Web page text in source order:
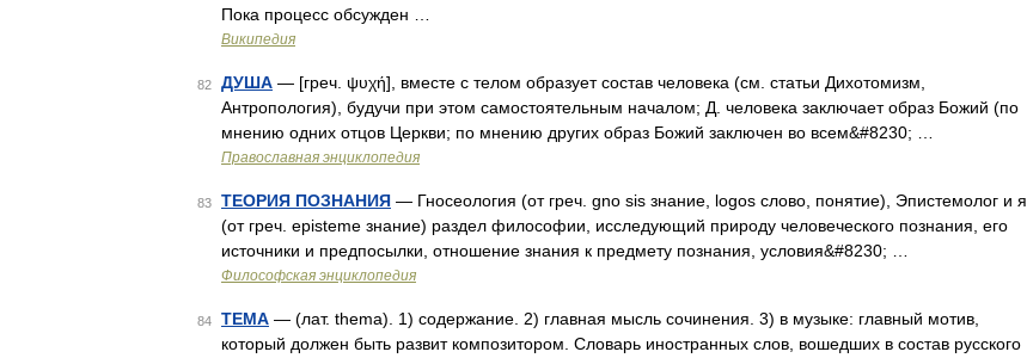
Пока процесс обсужден …
Википедия
82 ДУША — [греч. ψυχή], вместе с телом образует состав человека (см. статьи Дихотомизм,
Антропология), будучи при этом самостоятельным началом; Д. человека заключает образ Божий (по
мнению одних отцов Церкви; по мнению других образ Божий заключен во всем&#8230; …
Православная энциклопедия
83 ТЕОРИЯ ПОЗНАНИЯ — Гносеология (от греч. gno sis знание, logos слово, понятие), Эпистемолог и я
(от греч. episteme знание) раздел философии, исследующий природу человеческого познания, его
источники и предпосылки, отношение знания к предмету познания, условия&#8230; …
Философская энциклопедия
84 ТЕМА — (лат. thema). 1) содержание. 2) главная мысль сочинения. 3) в музыке: главный мотив,
который должен быть развит композитором. Словарь иностранных слов, вошедших в состав русского